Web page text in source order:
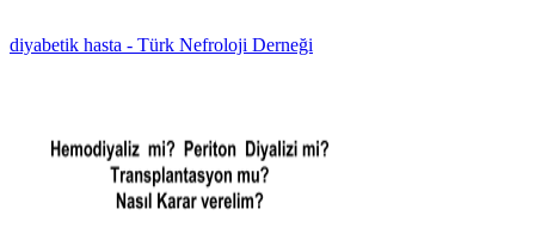
diyabetik hasta - Türk Nefroloji Derneği